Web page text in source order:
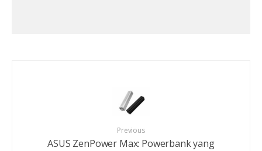
Previous
ASUS ZenPower Max: Powerbank yang